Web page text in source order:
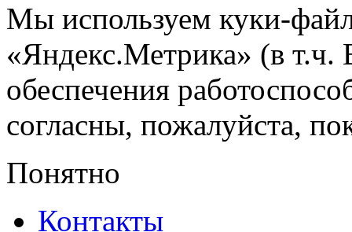
Мы используем куки-
«Яндекс.Метрика» (в т.ч.
обеспечения
согласны, пожалуйста,
Понятно
Контакты